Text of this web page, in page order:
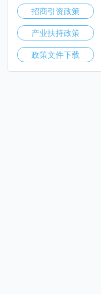
招商引资政策
产业扶持政策
政策文件下载